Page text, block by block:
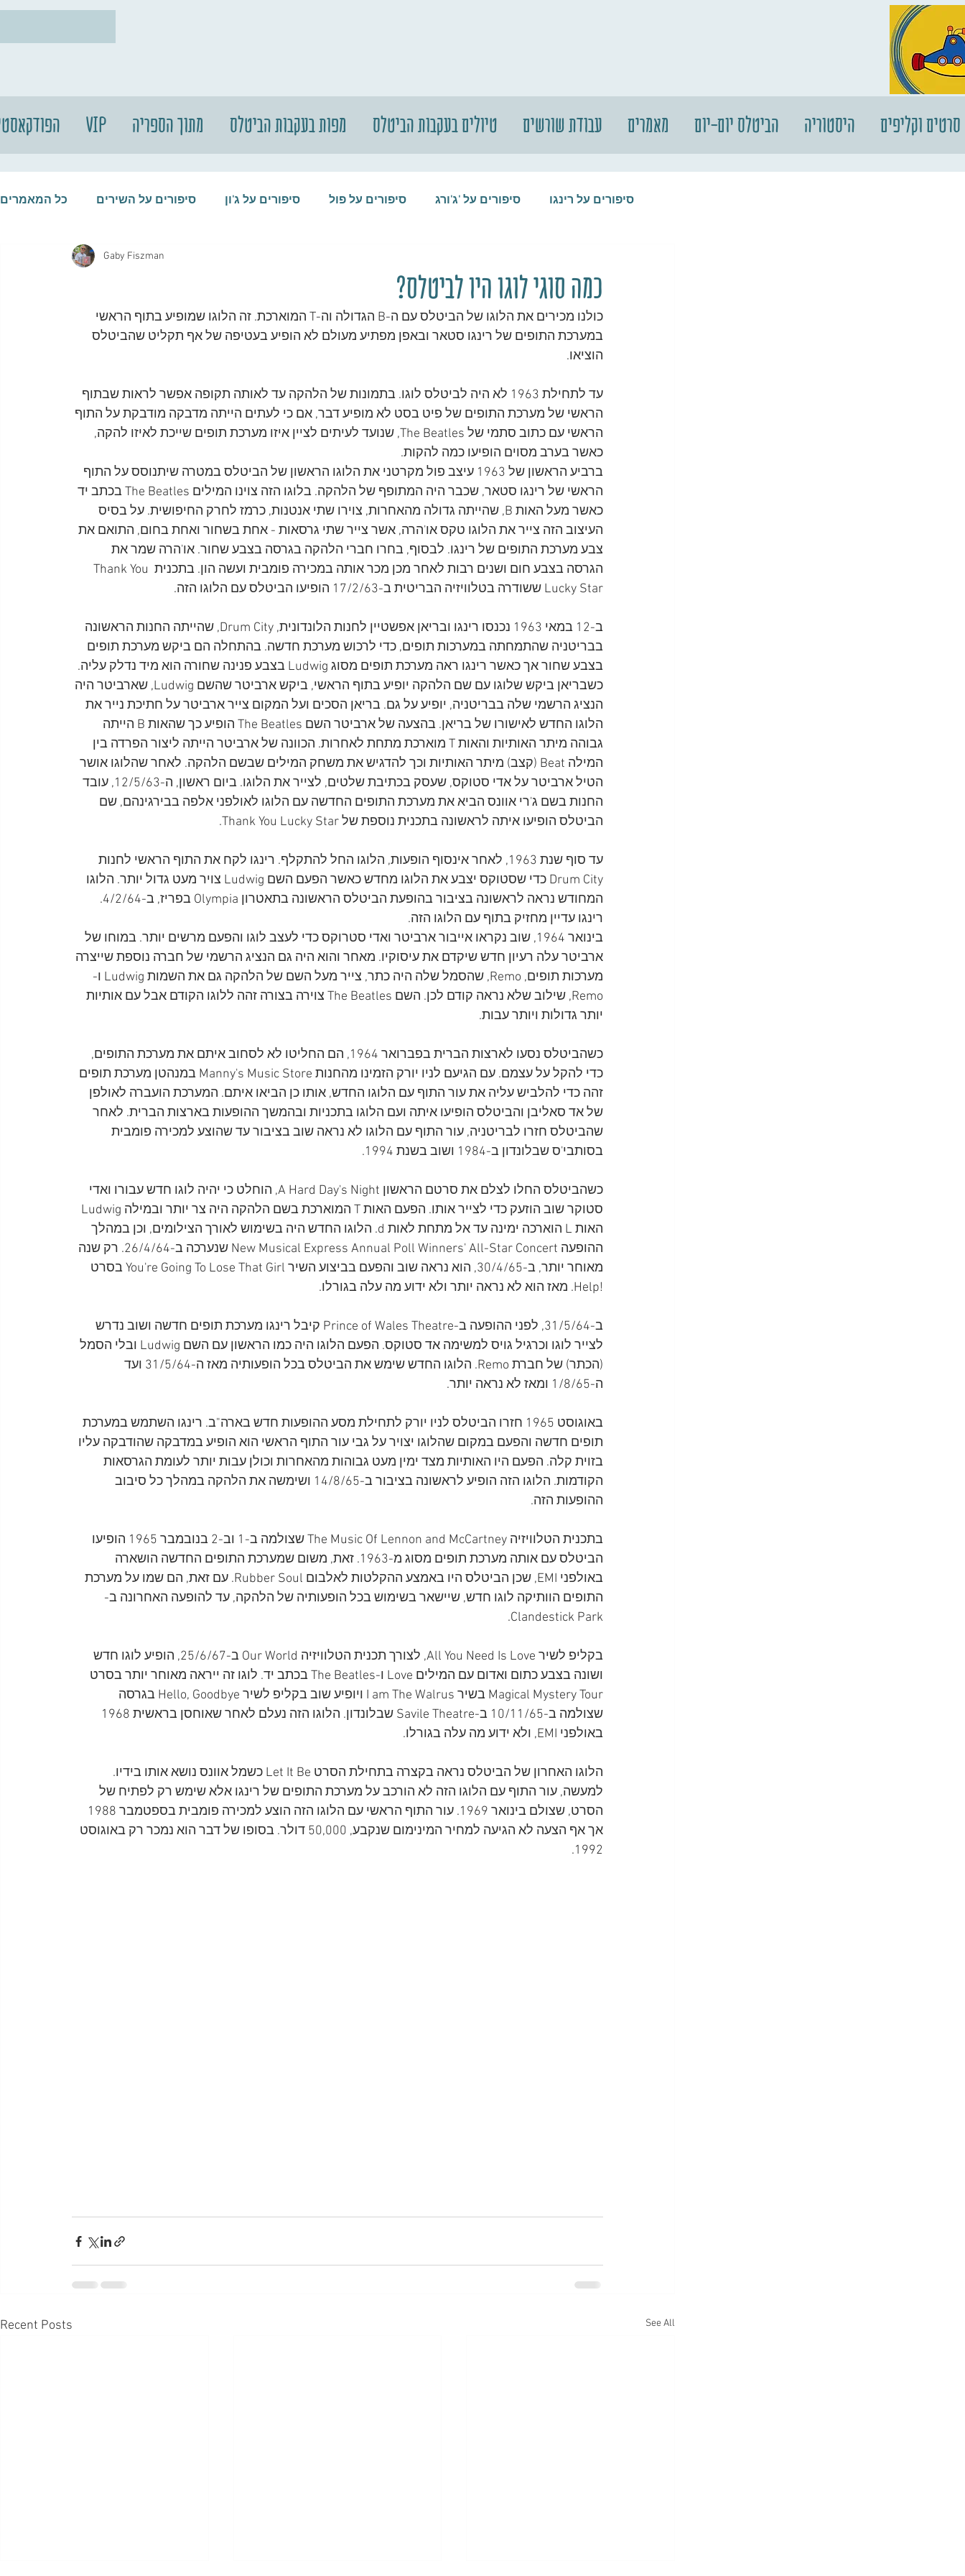
VIP מתוך הספריה מפות בעקבות הביטלס טיולים בעקבות הביטלס עבודת שורשים מאמרים הביטלס יום-יום היסטוריה סרטים וקליפים
כל המאמרים סיפורים על השירים סיפורים על ג'ון סיפורים על פול סיפורים על 'ג'ורג סיפורים על רינגו
סיפורים על הביטלס סיפורים על התקליטים
כמה סוגי לוגו היו לביטלס?
Gaby Fiszman
כולנו מכירים את הלוגו של הביטלס עם ה-B הגדולה וה-T המוארכת. זה הלוגו שמופיע בתוף הראשי
במערכת התופים של רינגו סטאר ובאפן מפתיע מעולם לא הופיע בעטיפה של אף תקליט שהביטלס
הוציאו.
עד לתחילת 1963 לא היה לביטלס לוגו. בתמונות של הלהקה עד לאותה תקופה אפשר לראות שבתוף
הראשי של מערכת התופים של פיט בסט לא מופיע דבר, אם כי לעתים הייתה מדבקה מודבקת על התוף
הראשי עם כתוב סתמי של The Beatles, שנועד לעיתים לציין איזו מערכת תופים שייכת לאיזו להקה,
כאשר בערב מסוים הופיעו כמה להקות.
ברביע הראשון של 1963 עיצב פול מקרטני את הלוגו הראשון של הביטלס במטרה שיתנוסס על התוף
הראשי של רינגו סטאר, שכבר היה המתופף של הלהקה. בלוגו הזה צוינו המילים The Beatles בכתב יד
כאשר מעל האות B, שהייתה גדולה מהאחרות, צוירו שתי אנטנות, כרמז לחרק החיפושית. על בסיס
העיצוב הזה צייר את הלוגו טקס או'הרה, אשר צייר שתי גרסאות - אחת בשחור ואחת בחום, התואם את
צבע מערכת התופים של רינגו. לבסוף, בחרו חברי הלהקה בגרסה בצבע שחור. או'הרה שמר את
הגרסה בצבע חום ושנים רבות לאחר מכן מכר אותה במכירה פומבית ועשה הון. בתכנית Thank You
Lucky Star ששודרה בטלוויזיה הבריטית ב-17/2/63 הופיעו הביטלס עם הלוגו הזה.
ב-12 במאי 1963 נכנסו רינגו ובריאן אפשטיין לחנות הלונדונית, Drum City, שהייתה החנות הראשונה
בבריטניה שהתמחתה במערכות תופים, כדי לרכוש מערכת חדשה. בהתחלה הם ביקש מערכת תופים
בצבע שחור אך כאשר רינגו ראה מערכת תופים מסוג Ludwig בצבע פנינה שחורה הוא מיד נדלק עליה.
כשבריאן ביקש שלוגו עם שם הלהקה יופיע בתוף הראשי, ביקש ארביטר שהשם Ludwig, שארביטר היה
הנציג הרשמי שלה בבריטניה, יופיע על גם. בריאן הסכים ועל המקום צייר ארביטר על חתיכת נייר את
הלוגו החדש לאישורו של בריאן. בהצעה של ארביטר השם The Beatles הופיע כך שהאות B הייתה
גבוהה מיתר האותיות והאות T מוארכת מתחת לאחרות. הכוונה של ארביטר הייתה ליצור הפרדה בין
המילה Beat (קצב) מיתר האותיות וכך להדגיש את משחק המילים שבשם הלהקה. לאחר שהלוגו אושר
הטיל ארביטר על אדי סטוקס, שעסק בכתיבת שלטים, לצייר את הלוגו. ביום ראשון, ה-12/5/63, עובד
החנות בשם ג'רי אוונס הביא את מערכת התופים החדשה עם הלוגו לאולפני אלפה בבירגינהם, שם
הביטלס הופיעו איתה לראשונה בתכנית נוספת של Thank You Lucky Star.
עד סוף שנת 1963, לאחר אינסוף הופעות, הלוגו החל להתקלף. רינגו לקח את התוף הראשי לחנות
Drum City כדי שסטוקס יצבע את הלוגו מחדש כאשר הפעם השם Ludwig צויר מעט גדול יותר. הלוגו
המחודש נראה לראשונה בציבור בהופעת הביטלס הראשונה בתאטרון Olympia בפריז, ב-4/2/64.
רינגו עדיין מחזיק בתוף עם הלוגו הזה.
בינואר 1964, שוב נקראו אייבור ארביטר ואדי סטרוקס כדי לעצב לוגו והפעם מרשים יותר. במוחו של
ארביטר עלה רעיון חדש שיקדם את עיסוקיו. מאחר והוא היה גם הנציג הרשמי של חברה נוספת שייצרה
מערכות תופים, Remo, שהסמל שלה היה כתר, צייר מעל השם של הלהקה גם את השמות Ludwig ו-
Remo, שילוב שלא נראה קודם לכן. השם The Beatles צוירה בצורה זהה ללוגו הקודם אבל עם אותיות
יותר גדולות ויותר עבות.
כשהביטלס נסעו לארצות הברית בפברואר 1964, הם החליטו לא לסחוב איתם את מערכת התופים,
כדי להקל על עצמם. עם הגיעם לניו יורק הזמינו מהחנות Manny's Music Store במנהטן מערכת תופים
זהה כדי להלביש עליה את עור התוף עם הלוגו החדש, אותו כן הביאו איתם. המערכת הועברה לאולפן
של אד סאליבן והביטלס הופיעו איתה ועם הלוגו בתכניות ובהמשך ההופעות בארצות הברית. לאחר
שהביטלס חזרו לבריטניה, עור התוף עם הלוגו לא נראה שוב בציבור עד שהוצע למכירה פומבית
בסותבי'ס שבלונדון ב-1984 ושוב בשנת 1994.
כשהביטלס החלו לצלם את סרטם הראשון A Hard Day's Night, הוחלט כי יהיה לוגו חדש עבורו ואדי
האות L הוארכה ימינה עד אל מתחת לאות d. הלוגו החדש היה בשימוש לאורך הצילומים, וכן במהלך
ההופעה New Musical Express Annual Poll Winners' All-Star Concert שנערכה ב-26/4/64. רק שנה
מאוחר יותר, ב-30/4/65, הוא נראה שוב והפעם בביצוע השיר You're Going To Lose That Girl בסרט
!Help. מאז הוא לא נראה יותר ולא ידוע מה עלה בגורלו.
ב-31/5/64, לפני ההופעה ב-Prince of Wales Theatre קיבל רינגו מערכת תופים חדשה ושוב נדרש
לצייר לוגו וכרגיל גויס למשימה אד סטוקס. הפעם הלוגו היה כמו הראשון עם השם Ludwig ובלי הסמל
(הכתר) של חברת Remo. הלוגו החדש שימש את הביטלס בכל הופעותיה מאז ה-31/5/64 ועד
ה-1/8/65 ומאז לא נראה יותר.
באוגוסט 1965 חזרו הביטלס לניו יורק לתחילת מסע ההופעות חדש בארה"ב. רינגו השתמש במערכת
תופים חדשה והפעם במקום שהלוגו יצויר על גבי עור התוף הראשי הוא הופיע במדבקה שהודבקה עליו
בזוית קלה. הפעם היו האותיות מצד ימין מעט גבוהות מהאחרות וכולן עבות יותר לעומת הגרסאות
הקודמות. הלוגו הזה הופיע לראשונה בציבור ב-14/8/65 ושימשה את הלהקה במהלך כל סיבוב
ההופעות הזה.
בתכנית הטלוויזיה The Music Of Lennon and McCartney שצולמה ב-1 וב-2 בנובמבר 1965 הופיעו
הביטלס עם אותה מערכת תופים מסוג מ-1963. זאת, משום שמערכת התופים החדשה הושארה
באולפני EMI, שכן הביטלס היו באמצע ההקלטות לאלבום Rubber Soul. עם זאת, הם שמו על מערכת
התופים הוותיקה לוגו חדש, שיישאר בשימוש בכל הופעותיה של הלהקה, עד להופעה האחרונה ב-
Clandestick Park.
בקליפ לשיר All You Need Is Love, לצורך תכנית הטלוויזיה Our World ב-25/6/67, הופיע לוגו חדש
ושונה בצבע כתום ואדום עם המילים Love ו-The Beatles בכתב יד. לוגו זה ייראה מאוחר יותר בסרט
Magical Mystery Tour בשיר I am The Walrus ויופיע שוב בקליפ לשיר Hello, Goodbye בגרסה
באולפני EMI, ולא ידוע מה עלה בגורלו.
הלוגו האחרון של הביטלס נראה בקצרה בתחילת הסרט Let It Be כשמל אוונס נושא אותו בידיו.
למעשה, עור התוף עם הלוגו הזה לא הורכב על מערכת התופים של רינגו אלא שימש רק לפתיח של
אך אף הצעה לא הגיעה למחיר המינימום שנקבע, 50,000 דולר. בסופו של דבר הוא נמכר רק באוגוסט
1992.
Recent Posts See All